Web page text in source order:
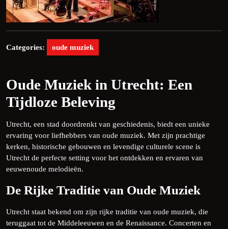
Categories: oude muziek
Oude Muziek in Utrecht: Een
Tijdloze Beleving
Utrecht, een stad doordrenkt van geschiedenis, biedt een unieke
ervaring voor liefhebbers van oude muziek. Met zijn prachtige
kerken, historische gebouwen en levendige culturele scene is
Utrecht de perfecte setting voor het ontdekken en ervaren van
eeuwenoude melodieën.
De Rijke Traditie van Oude Muziek
Utrecht staat bekend om zijn rijke traditie van oude muziek, die
teruggaat tot de Middeleeuwen en de Renaissance. Concerten en